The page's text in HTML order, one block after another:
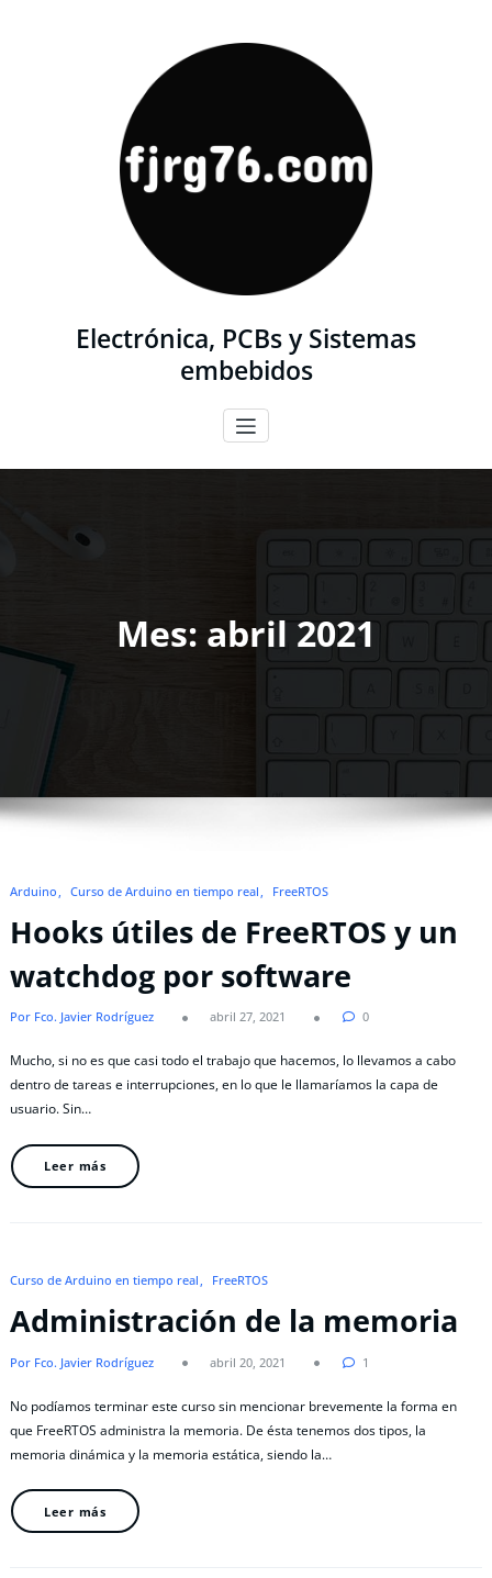
Electrónica, PCBs y Sistemas
embebidos
Mes: abril 2021
Arduino Curso de Arduino en tiempo real FreeRTOS
Hooks útiles de FreeRTOS y un
watchdog por software
Por Fco. Javier Rodríguez abril 27, 2021 0
Mucho, si no es que casi todo el trabajo que hacemos, lo llevamos a cabo
dentro de tareas e interrupciones, en lo que le llamaríamos la capa de
usuario. Sin…
Leer más
Curso de Arduino en tiempo real FreeRTOS
Administración de la memoria
Por Fco. Javier Rodríguez abril 20, 2021 1
No podíamos terminar este curso sin mencionar brevemente la forma en
que FreeRTOS administra la memoria. De ésta tenemos dos tipos, la
memoria dinámica y la memoria estática, siendo la…
Leer más